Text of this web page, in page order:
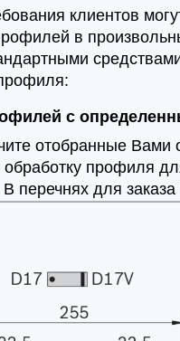
клиентов
в
с
отобранные Вами
обработку профиля
перечнях для